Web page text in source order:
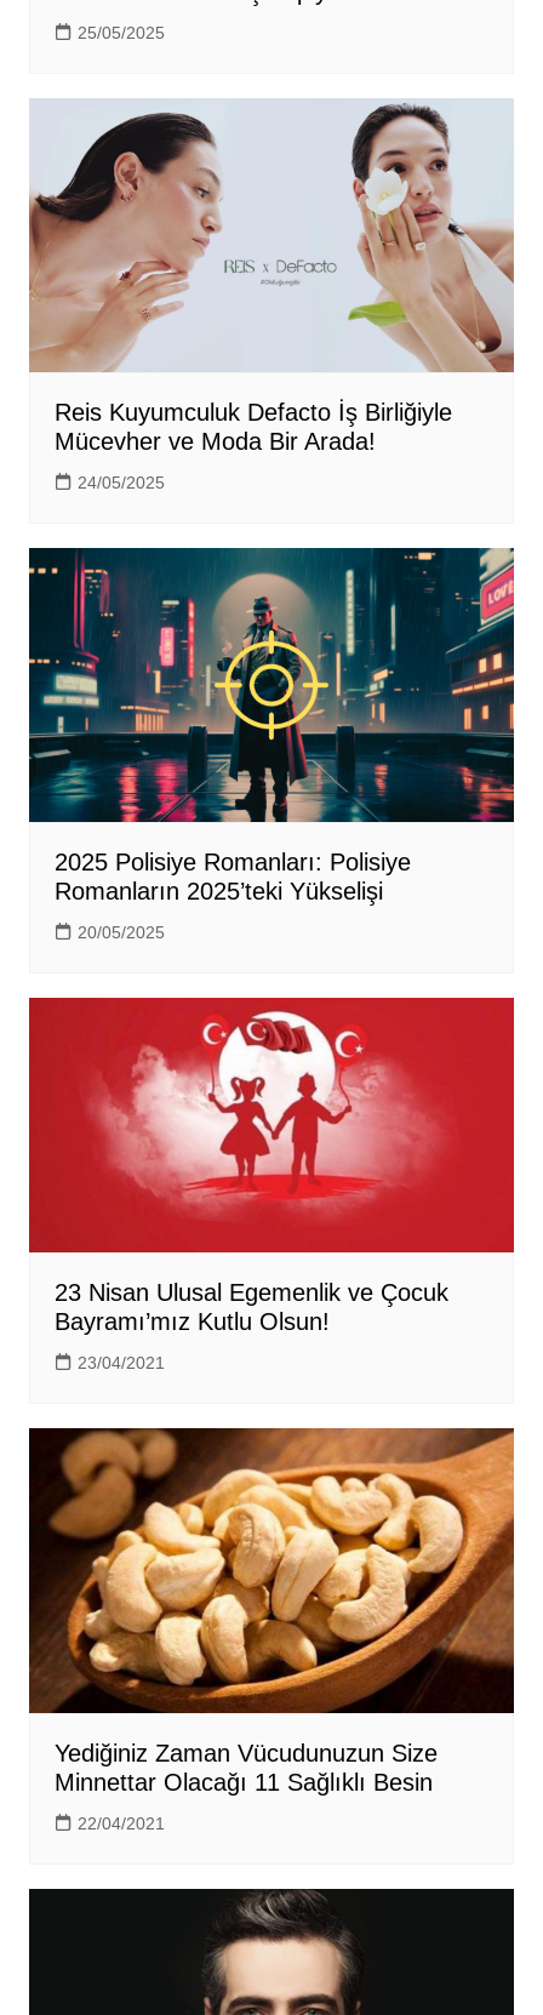
25/05/2025
Reis Kuyumculuk Defacto İş Birliğiyle
Mücevher ve Moda Bir Arada!
24/05/2025
2025 Polisiye Romanları: Polisiye
Romanların 2025’teki Yükselişi
20/05/2025
23 Nisan Ulusal Egemenlik ve Çocuk
Bayramı’mız Kutlu Olsun!
23/04/2021
Yediğiniz Zaman Vücudunuzun Size
Minnettar Olacağı 11 Sağlıklı Besin
22/04/2021